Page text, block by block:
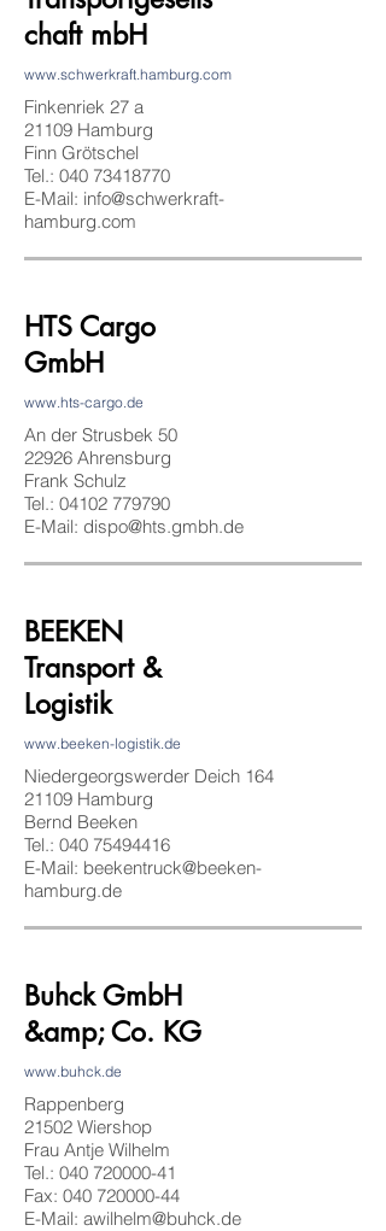
chaft mbH
www.schwerkraft.hamburg.com
Finkenriek 27 a
21109 Hamburg
Finn Grötschel
Tel.: 040 73418770
E-Mail: info@schwerkraft-
hamburg.com
HTS Cargo
GmbH
www.hts-cargo.de
An der Strusbek 50
22926 Ahrensburg
Frank Schulz
Tel.: 04102 779790
E-Mail: dispo@hts.gmbh.de
BEEKEN
Transport &
Logistik
www.beeken-logistik.de
Niedergeorgswerder Deich 164
21109 Hamburg
Bernd Beeken
Tel.: 040 75494416
E-Mail: beekentruck@beeken-
hamburg.de
Buhck GmbH
&amp; Co. KG
www.buhck.de
Rappenberg
21502 Wiershop
Frau Antje Wilhelm
Tel.: 040 720000-41
Fax: 040 720000-44
E-Mail: awilhelm@buhck.de